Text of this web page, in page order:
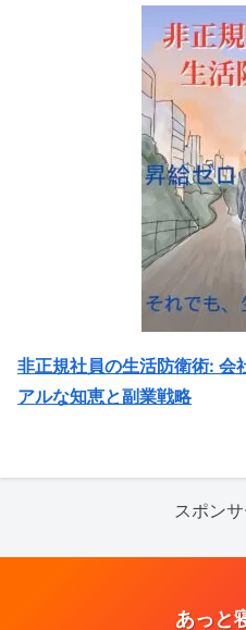
非正規社員の生活防衛術: 会
アルな知恵と副業戦略
スポン
あっと